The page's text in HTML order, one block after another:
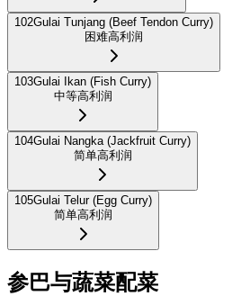
102Gulai Tunjang (Beef Tendon Curry)
困难高利润
103Gulai Ikan (Fish Curry)
中等高利润
104Gulai Nangka (Jackfruit Curry)
简单高利润
105Gulai Telur (Egg Curry)
简单高利润
参巴与蔬菜配菜